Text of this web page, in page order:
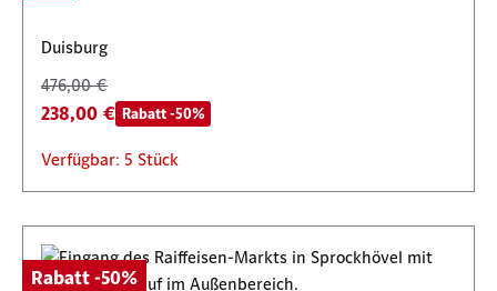
Duisburg
476,00 €
238,00 € Rabatt -50%
Verfügbar: 5 Stück
Rabatt -50%